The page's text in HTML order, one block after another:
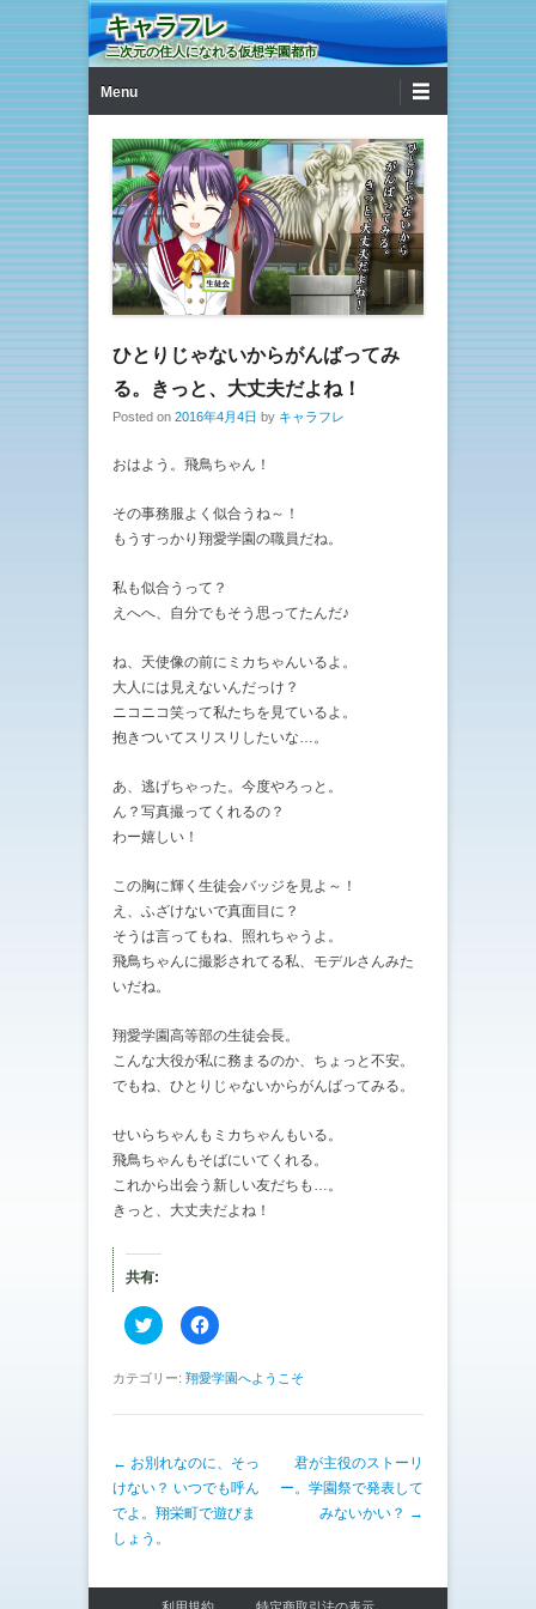
キャラフレ
二次元の住人になれる仮想学園都市
Menu
ひとりじゃないからがんばってみ
る。きっと、大丈夫だよね！
Posted on 2016年4月4日 by キャラフレ
おはよう。飛鳥ちゃん！
その事務服よく似合うね～！
もうすっかり翔愛学園の職員だね。
私も似合うって？
えへへ、自分でもそう思ってたんだ♪
ね、天使像の前にミカちゃんいるよ。
大人には見えないんだっけ？
ニコニコ笑って私たちを見ているよ。
抱きついてスリスリしたいな…。
あ、逃げちゃった。今度やろっと。
ん？写真撮ってくれるの？
わー嬉しい！
この胸に輝く生徒会バッジを見よ～！
え、ふざけないで真面目に？
そうは言ってもね、照れちゃうよ。
飛鳥ちゃんに撮影されてる私、モデルさんみた
いだね。
翔愛学園高等部の生徒会長。
こんな大役が私に務まるのか、ちょっと不安。
でもね、ひとりじゃないからがんばってみる。
せいらちゃんもミカちゃんもいる。
飛鳥ちゃんもそばにいてくれる。
これから出会う新しい友だちも…。
きっと、大丈夫だよね！
共有:
ク
リ
し
w
t
e
r
で
共
有
(
い
F
a
b
k
有
す
る
に
は
し
カテゴリー: 翔愛学園へようこそ
投稿ナビゲーション
← お別れなのに、そっ
けない？ いつでも呼ん
でよ。翔栄町で遊びま
しょう。
君が主役のストーリ
ー。学園祭で発表して
みないかい？ →